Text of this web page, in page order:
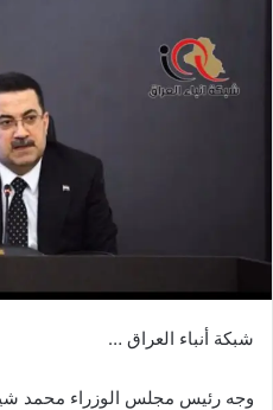
شبكة أنباء العراق …
وجه رئيس مجلس الوزراء محمد